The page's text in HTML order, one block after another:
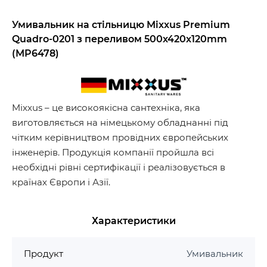
Умивальник на стільницю Mixxus Premium
Quadro-0201 з переливом 500x420x120mm
(MP6478)
Mixxus – це високоякісна сантехніка, яка
виготовляється на німецькому обладнанні під
чітким керівництвом провідних європейських
інженерів. Продукція компанії пройшла всі
необхідні рівні сертифікації і реалізовується в
країнах Європи і Азії.
Характеристики
Продукт Умивальник